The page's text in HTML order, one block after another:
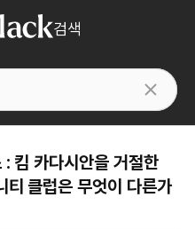
검색
: 킴 카다시안을 거절한
티 클럽은 무엇이 다른가